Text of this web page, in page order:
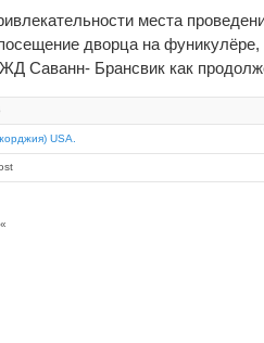
места
дворца на
Саванн- Брансвик как
USA.
«